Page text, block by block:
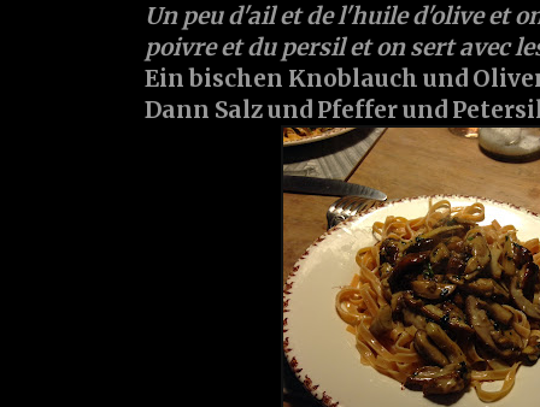
Un peu d'ail et de l'huile d'olive et
poivre et du persil et on sert avec
Ein bischen Knoblauch und
Dann Salz und Pfeffer und